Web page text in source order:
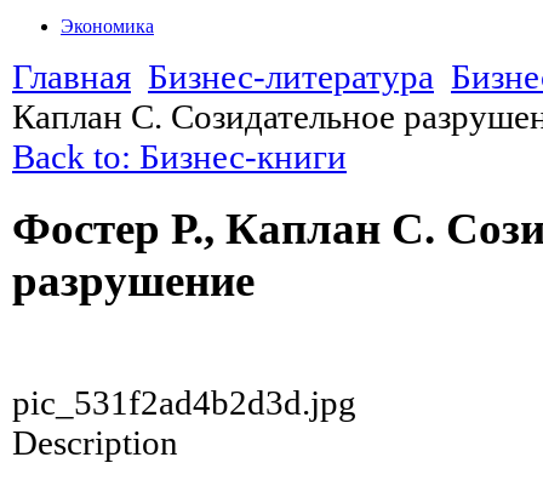
Экономика
Главная Бизнес-литература
Каплан С. Созидательное
Back to: Бизнес-книги
Фостер Р., Каплан С.
разрушение
pic_531f2ad4b2d3d.jpg
Description